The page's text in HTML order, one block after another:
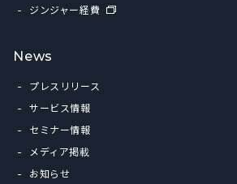
ジンジャー経費
News
プレスリリース
サービス情報
セミナー情報
メディア掲載
お知らせ